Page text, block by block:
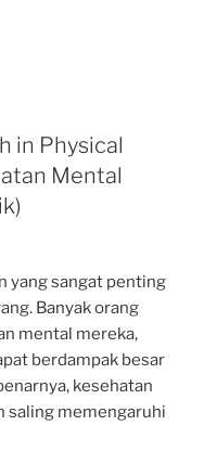
in Physical
Mental
yang sangat penting
Banyak orang
mental mereka,
berdampak besar
kesehatan
saling memengaruhi